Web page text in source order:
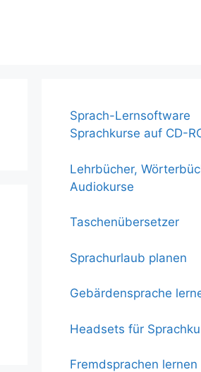
Sprach-Lernsoftware
Sprachkurse auf CD-
Lehrbücher,
Audiokurse
Taschenübersetzer
Sprachurlaub planen
Gebärdensprache
Headsets für
Fremdsprachen lernen